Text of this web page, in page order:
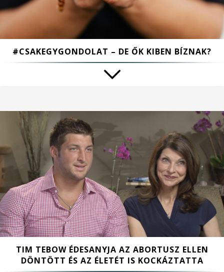
#CSAKEGYGONDOLAT – DE ŐK KIBEN BÍZNAK?
TIM TEBOW ÉDESANYJA AZ ABORTUSZ ELLEN
DÖNTÖTT ÉS AZ ÉLETÉT IS KOCKÁZTATTA